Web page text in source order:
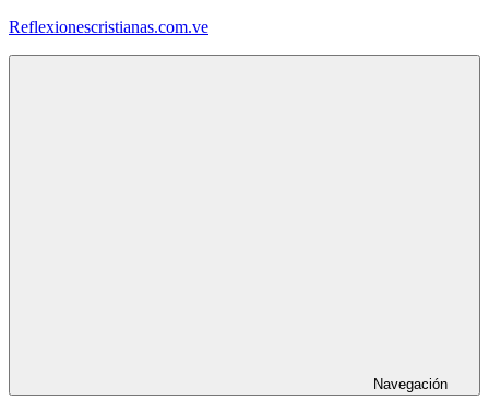
Saltar
Reflexionescristianas.com.ve
Navegación